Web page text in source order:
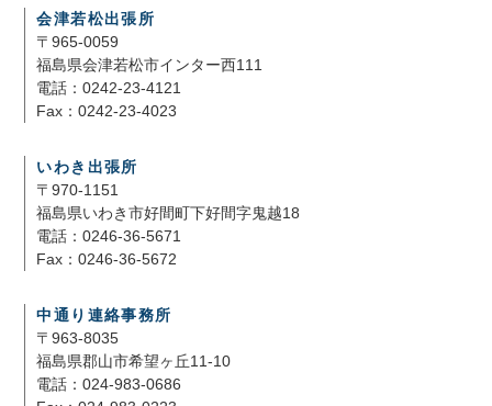
会津若松出張所
〒965-0059
福島県会津若松市インター西111
電話：0242-23-4121
Fax：0242-23-4023
いわき出張所
〒970-1151
福島県いわき市好間町下好間字鬼越18
電話：0246-36-5671
Fax：0246-36-5672
中通り連絡事務所
〒963-8035
福島県郡山市希望ヶ丘11-10
電話：024-983-0686